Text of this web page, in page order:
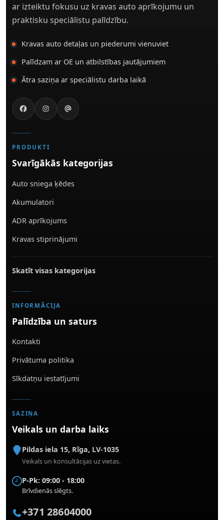
ar izteiktu fokusu uz kravas auto aprīkojumu un
praktisku speciālistu palīdzību.
Kravas auto detaļas un piederumi vienuviet
Palīdzam ar OE un atbilstības jautājumiem
Ātra saziņa ar speciālistu darba laikā
PRODUKTI
Svarīgākās kategorijas
Auto sniega ķēdes
Akumulatori
ADR aprīkojums
Kravas stiprinājumi
Skatīt visas kategorijas
INFORMĀCIJA
Palīdzība un saturs
Kontakti
Privātuma politika
Sīkdatņu iestatījumi
SAZIŅA
Veikals un darba laiks
Pildas iela 15, Rīga, LV-1035
Veikals un konsultācijas uz vietas.
P-Pk: 09:00 - 18:00
Brīvdienās slēgts.
+371 28604000